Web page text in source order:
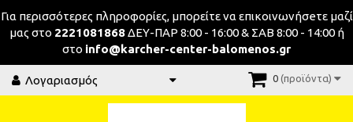
Για περισσότερες πληροφορίες, μπορείτε να επικοινωνήσeτε μαζί
μας στο 2221081868ΔΕΥ-ΠΑΡ 8:00 - 16:00 & ΣΑΒ 8:00 - 14:00 ή
στο info@karcher-center-balomenos.gr
Λογαριασμός 0 (προϊόντα)